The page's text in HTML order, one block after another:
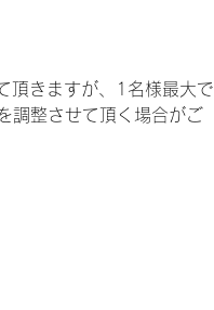
頂きますが、1名様最大で
調整させて頂く場合がご